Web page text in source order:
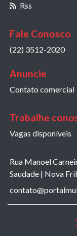
Rss
Fale Conosco
(22) 3512-2020
Anuncie
Contato comercial
Trabalhe
Vagas disponíveis
Rua Manoel
Saudade | Nova